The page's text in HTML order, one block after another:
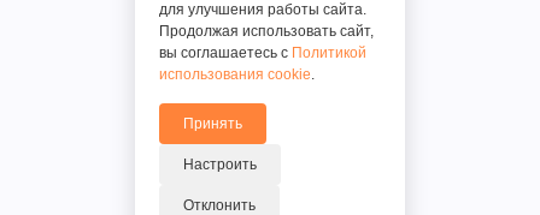
для улучшения работы сайта.
Продолжая использовать сайт,
вы соглашаетесь с Политикой
использования cookie.
Принять
Настроить
Отклонить